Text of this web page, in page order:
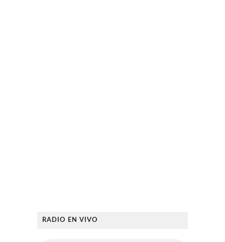
RADIO EN VIVO